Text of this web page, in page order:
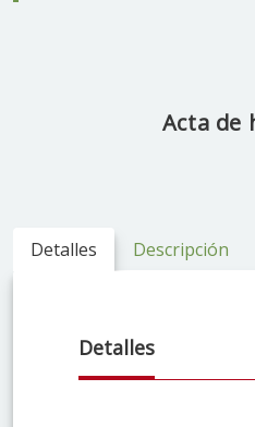
Acta de
Detalles Descripción
Detalles